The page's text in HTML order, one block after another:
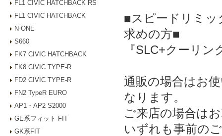
FL1 CIVIC HATCHBACK RS
FL1 CIVIC HATCHBACK
N-ONE
S660
FK7 CIVIC HATCHBACK
FK8 CIVIC TYPE-R
FD2 CIVIC TYPE-R
FN2 TypeR EURO
AP1・AP2 S2000
GE系フィット FIT
GK系FIT
■スピードリミッ
求めの方■
『SLC+クーリ
通販の場合はお
なります。
ご来店の場合は
いずれも事前の